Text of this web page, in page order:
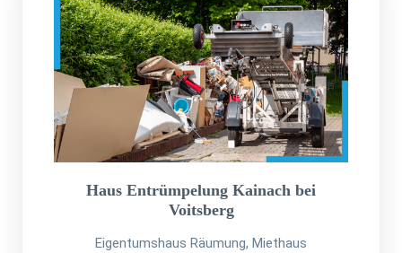
Haus Entrümpelung Kainach bei
Voitsberg
Eigentumshaus Räumung, Miethaus